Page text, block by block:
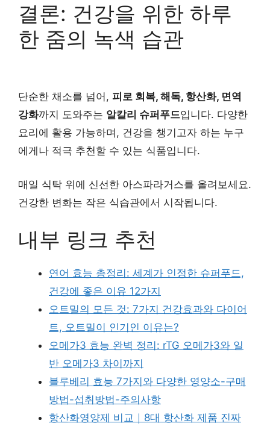
결론: 건강을 위한 하루
한 줌의 녹색 습관
단순한 채소를 넘어, 피로 회복, 해독, 항산화, 면역
강화까지 도와주는 알칼리 슈퍼푸드입니다. 다양한
요리에 활용 가능하며, 건강을 챙기고자 하는 누구
에게나 적극 추천할 수 있는 식품입니다.
매일 식탁 위에 신선한 아스파라거스를 올려보세요.
건강한 변화는 작은 식습관에서 시작됩니다.
내부 링크 추천
연어 효능 총정리: 세계가 인정한 슈퍼푸드,
건강에 좋은 이유 12가지
오트밀의 모든 것: 7가지 건강효과와 다이어
트, 오트밀이 인기인 이유는?
오메가3 효능 완벽 정리: rTG 오메가3와 일
반 오메가3 차이까지
블루베리 효능 7가지와 다양한 영양소-구매
방법-섭취방법-주의사항
항산화영양제 비교｜8대 항산화 제품 진짜